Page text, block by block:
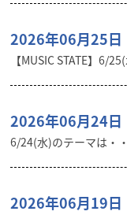
2026年06月25日
【MUSIC STATE】6/
2026年06月24日
6/24(水)のテーマは・・
2026年06月19日